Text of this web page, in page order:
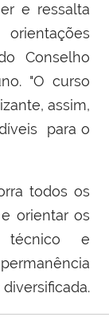
e ressalta
Conselho
"O curso
assim,
para o
todos os
orientar os
e